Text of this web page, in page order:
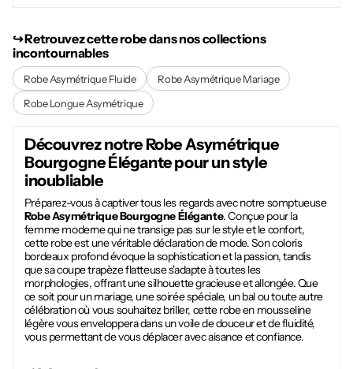
↪︎ Retrouvez cette robe dans nos collections
incontournables
Robe Asymétrique Fluide
Robe Asymétrique Mariage
Robe Longue Asymétrique
Découvrez notre Robe Asymétrique
Bourgogne Élégantepour un style
inoubliable
Préparez-vous à captiver tous les regards avec notre somptueuse
Robe Asymétrique Bourgogne Élégante. Conçue pour la
femme moderne qui ne transige pas sur le style et le confort,
cette robe est une véritable déclaration de mode. Son coloris
bordeaux profond évoque la sophistication et la passion, tandis
que sa coupe trapèze flatteuse s'adapte à toutes les
morphologies, offrant une silhouette gracieuse et allongée. Que
ce soit pour un mariage, une soirée spéciale, un bal ou toute autre
célébration où vous souhaitez briller, cette robe en mousseline
légère vous enveloppera dans un voile de douceur et de fluidité,
vous permettant de vous déplacer avec aisance et confiance.